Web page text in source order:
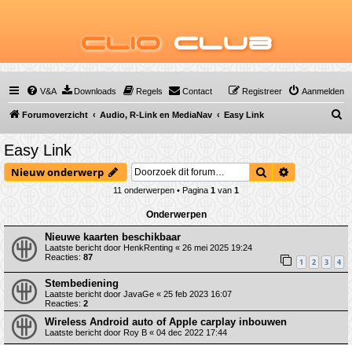
Clio Club
V&A Downloads Regels Contact Aanmelden
Registreer
Forumoverzicht Audio, R-Link en MediaNav Easy Link
o
Easy Link
Nieuw onderwerp Zoek
11 onderwerpen • Pagina 1 van 1
Onderwerpen
Nieuwe kaarten beschikbaar
Laatste bericht door HenkRenting « 26 mei 2025 19:24
Reacties: 87 1 2 3 4
Stembediening
Laatste bericht door JavaGe « 25 feb 2023 16:07
Reacties: 2
Wireless Android auto of Apple carplay inbouwen
Laatste bericht door Roy B « 04 dec 2022 17:44